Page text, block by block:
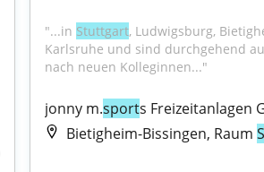
"...in Stuttgart, Ludwigsburg,
Karlsruhe und sind durchgehend
nach neuen Kolleginnen..."
jonny m.sports Freizeitanlagen
Bietigheim-Bissingen, Raum